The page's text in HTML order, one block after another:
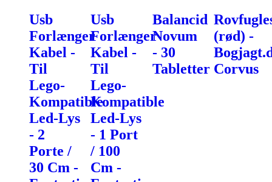
Usb
Forlænger
Kabel -
Til
Lego-
Kompatible
Led-Lys
- 2
Porte /
30 Cm -
Usb
Forlænger
Kabel -
Til
Lego-
Kompatible
Led-Lys
- 1 Port
/ 100
Cm -
Balancid
Novum
- 30
Tabletter
(rød) -
Corvus